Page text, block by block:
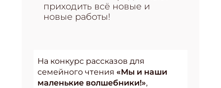
приходить всё новые и
новые работы!
На конкурс рассказов для
семейного чтения «Мы и наши
маленькие волшебники!»,